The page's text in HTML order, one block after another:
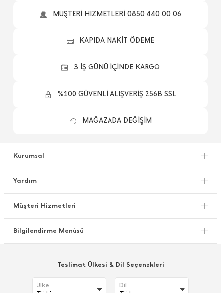
MÜŞTERİ HİZMETLERİ 0850 440 00 06
KAPIDA NAKİT ÖDEME
3 İŞ GÜNÜ İÇİNDE KARGO
%100 GÜVENLİ ALIŞVERİŞ 256B SSL
MAĞAZADA DEĞİŞİM
Kurumsal
Yardım
Müşteri Hizmetleri
Bilgilendirme Menüsü
Teslimat Ülkesi & Dil Seçenekleri
Ülke Dil